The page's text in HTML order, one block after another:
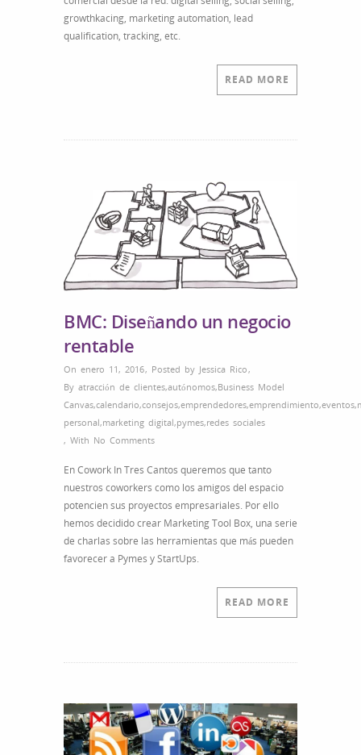
growthkacing, marketing automation, lead
qualification, tracking, etc.
READ MORE
BMC: Diseñando un negocio
rentable
On enero 11, 2016, Posted by Jessica Rico,
By atracción de clientes,autónomos,Business Model
Canvas,calendario,consejos,emprendedores,emprendimiento,eventos,
personal,marketing digital,pymes,redes sociales
, With No Comments
En Cowork In Tres Cantos queremos que tanto
nuestros coworkers como los amigos del espacio
potencien sus proyectos empresariales. Por ello
hemos decidido crear Marketing Tool Box, una serie
de charlas sobre las herramientas que más pueden
favorecer a Pymes y StartUps.
READ MORE